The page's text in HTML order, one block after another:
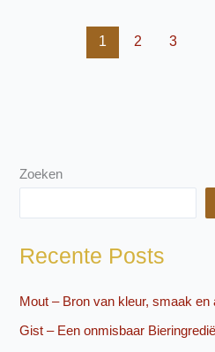
1 2 3
Zoeken
Recente Posts
Mout – Bron van kleur, smaak en
Gist – Een onmisbaar